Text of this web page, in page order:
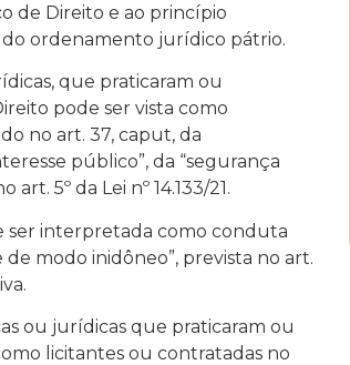
de Direito e ao princípio
ordenamento jurídico pátrio.
que praticaram ou
pode ser vista como
no art. 37, caput, da
público”, da “segurança
5º da Lei nº 14.133/21.
ser interpretada como conduta
modo inidôneo”, prevista no art.
ou jurídicas que praticaram ou
licitantes ou contratadas no